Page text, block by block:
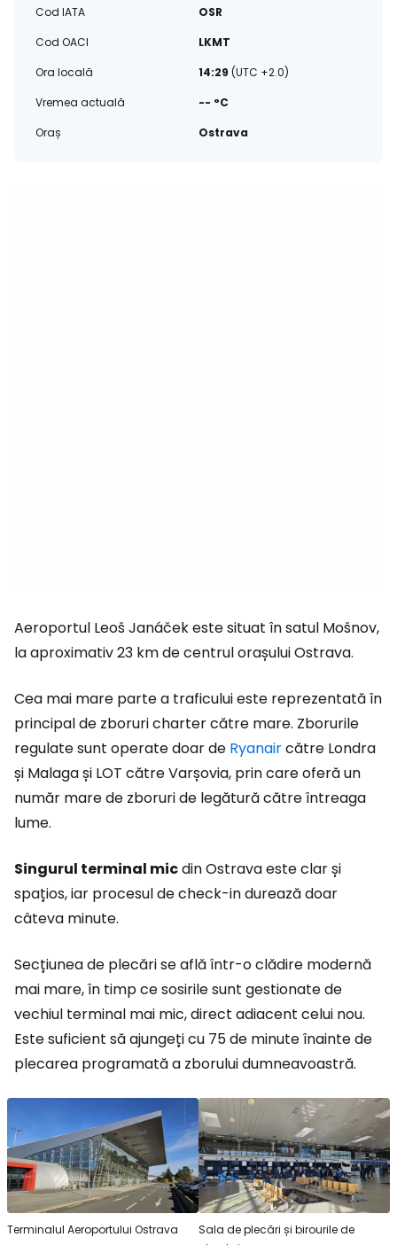
Cod IATA
OSR
Cod OACI
LKMT
Ora locală
14:29 (UTC +2.0)
Vremea actuală
-- °C
Oraș
Ostrava
Aeroportul Leoš Janáček este situat în satul Mošnov,
la aproximativ 23 km de centrul orașului Ostrava.
Cea mai mare parte a traficului este reprezentată în
principal de zboruri charter către mare. Zborurile
regulate sunt operate doar de Ryanaircătre Londra
și Malaga și LOT către Varșovia, prin care oferă un
număr mare de zboruri de legătură către întreaga
lume.
Singurul terminal micdin Ostrava este clar și
spațios, iar procesul de check-in durează doar
câteva minute.
Secțiunea de plecări se află într-o clădire modernă
mai mare, în timp ce sosirile sunt gestionate de
vechiul terminal mai mic, direct adiacent celui nou.
Este suficient să ajungeți cu 75 de minute înainte de
plecarea programată a zborului dumneavoastră.
Terminalul Aeroportului Ostrava
Sala de plecări și birourile de